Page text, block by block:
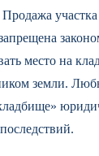
место на
земли.